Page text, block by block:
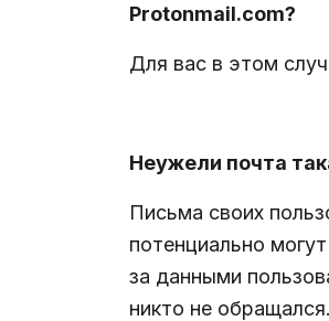
Protonmail.com?
Для вас в этом
Неужели почта
Письма своих
потенциально
за данными
никто не обращался.